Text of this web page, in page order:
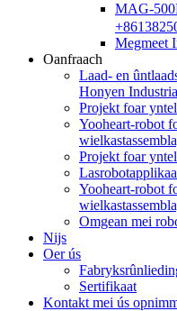
MAG-
Megmeet
Oanfraach
Laad- en
Honyen
Projekt foar
Yooheart-robot
Projekt foar
Yooheart-robot
Omgean mei
Nijs
Oer ús
Sertifikaat
Kontakt mei ús